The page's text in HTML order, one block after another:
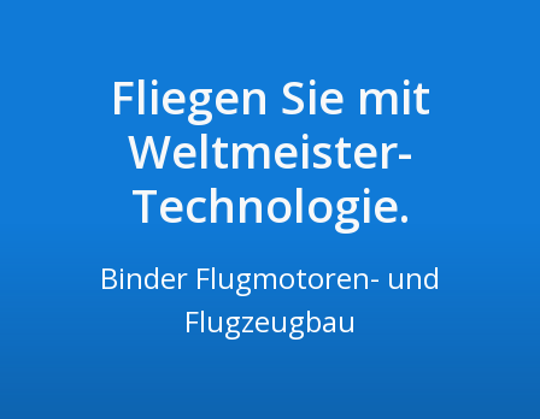
Fliegen Sie mit
Weltmeister-
Technologie.
Binder Flugmotoren- und
Flugzeugbau